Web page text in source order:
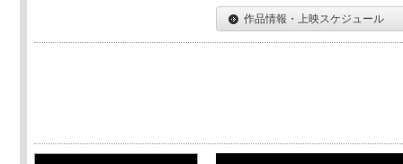
作品情報・上映スケジュール